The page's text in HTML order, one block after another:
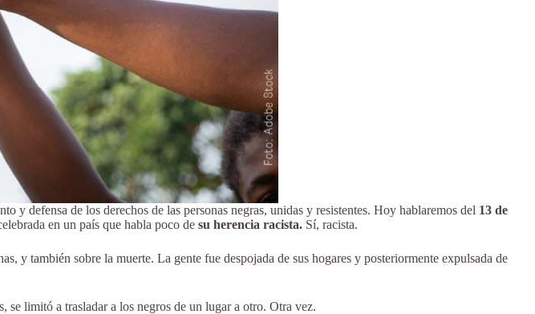
y defensa de los derechos de las personas negras, unidas y resistentes. Hoy hablaremos del 13 de
en un país que habla poco de su herencia racista. Sí, racista.
y también sobre la muerte. La gente fue despojada de sus hogares y posteriormente expulsada de
se limitó a trasladar a los negros de un lugar a otro. Otra vez.